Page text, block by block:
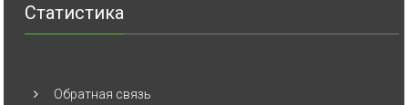
Статистика
Обратная связь